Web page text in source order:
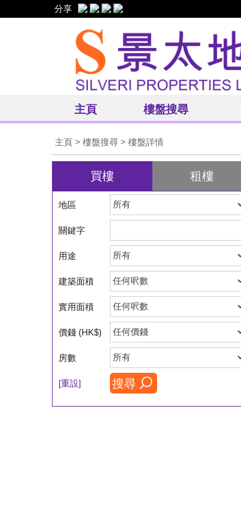
分享
主頁 樓盤搜尋
主頁 > 樓盤搜尋 > 樓盤詳情
買樓 租樓
地區
關鍵字
用途
建築面積
實用面積
價錢 (HK$)
房數
[重設] 搜尋